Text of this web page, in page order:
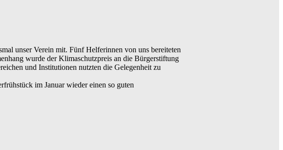
unser Verein mit. Fünf Helferinnen von uns bereiteten
wurde der Klimaschutzpreis an die Bürgerstiftung
und Institutionen nutzten die Gelegenheit zu
im Januar wieder einen so guten